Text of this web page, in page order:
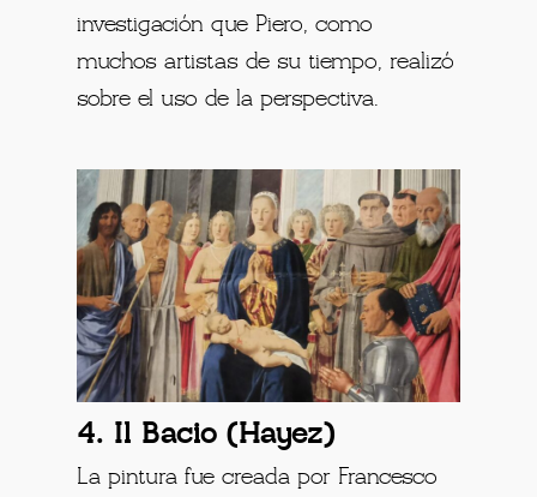
investigación que Piero, como
muchos artistas de su tiempo, realizó
sobre el uso de la perspectiva.
4. Il Bacio (Hayez)
La pintura fue creada por Francesco